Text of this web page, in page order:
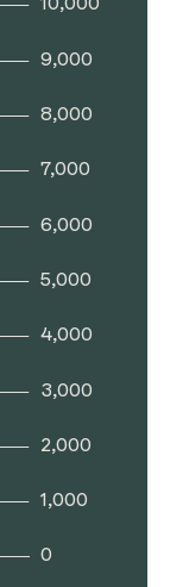
0
1,000
2,000
3,000
4,000
5,000
6,000
7,000
8,000
9,000